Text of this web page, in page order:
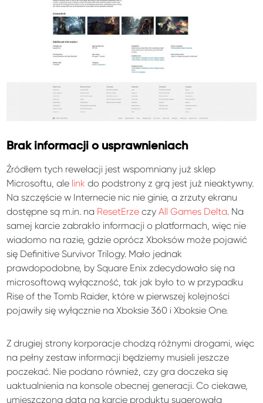
Brak informacji o usprawnieniach
Źródłem tych rewelacji jest wspomniany już sklep
Microsoftu, ale link do podstrony z grą jest już nieaktywny.
Na szczęście w Internecie nic nie ginie, a zrzuty ekranu
dostępne są m.in. na ResetErze czyAll Games Delta. Na
samej karcie zabrakło informacji o platformach, więc nie
wiadomo na razie, gdzie oprócz Xboksów może pojawić
się Definitive Survivor Trilogy. Mało jednak
prawdopodobne, by Square Enix zdecydowało się na
microsoftową wyłączność, tak jak było to w przypadku
Rise of the Tomb Raider, które w pierwszej kolejności
pojawiły się wyłącznie na Xboksie 360 i Xboksie One.
Z drugiej strony korporacje chodzą różnymi drogami, więc
na pełny zestaw informacji będziemy musieli jeszcze
poczekać. Nie podano również, czy gra doczeka się
uaktualnienia na konsole obecnej generacji. Co ciekawe,
umieszczona data na karcie produktu sugerowała